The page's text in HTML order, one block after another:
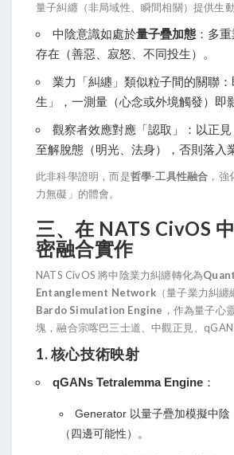
量子糾纏（非局域性、瞬間相關）提供生
中陰意識如處於量子疊加態 ：多
存在（善惡、寂怒、不同投生）。
業力「糾纏」類似粒子間的關聯
生」，一測量（心念或外境觸發）即
觀察者效應對應「認取」：以正
至解脫態（明光、法身），否則落入
此非科學證明，而是哲學-工具性融合 ，
力無礙」的體會。
三、在 NATS CivOS
密融合實作
NATS CivOS 將中陰業力糾纏轉化為
Entanglement Network （量子業力糾
Bardo Simulation Engine ，作為量子心
塊，融合宗喀巴三士道、中觀正見、
1. 核心技術映射
qGANs Tetralemma Engine ：
Generator 以量子疊加模擬中陰
（四邊可能性）。